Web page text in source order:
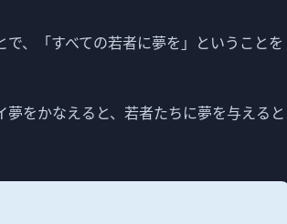
、「すべての若者に夢を」ということを
をかなえると、若者たちに夢を与えると